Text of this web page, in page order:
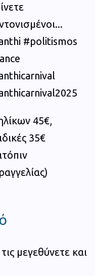
#politismos
45€,
35€
μεγεθύνετε και